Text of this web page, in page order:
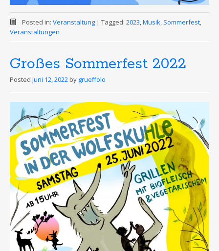
Posted in: Veranstaltung | Tagged: 2023,Musik, Sommerfest,
Veranstaltungen
Großes Sommerfest 2022
Posted Juni 12, 2022 by grueffolo